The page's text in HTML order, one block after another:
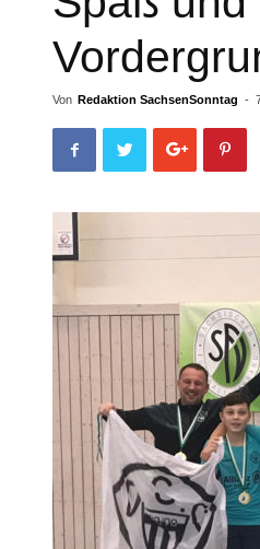
Von Redaktion SachsenSonntag -